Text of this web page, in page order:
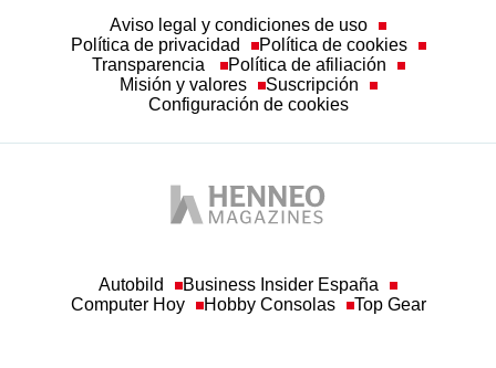
Aviso legal y condiciones de uso
Política de privacidad
Política de cookies
Transparencia
Política de afiliación
Misión y valores
Suscripción
Configuración de cookies
Autobild
Business Insider España
Computer Hoy
Hobby Consolas Top Gear